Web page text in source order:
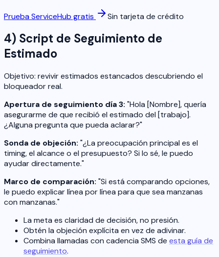
Prueba ServiceHub gratis Sin tarjeta de crédito
4) Script de Seguimiento de
Estimado
Objetivo: revivir estimados estancados descubriendo el
bloqueador real.
Apertura de seguimiento día 3: "Hola [Nombre], quería
asegurarme de que recibió el estimado del [trabajo].
¿Alguna pregunta que pueda aclarar?"
Sonda de objeción: "¿La preocupación principal es el
timing, el alcance o el presupuesto? Si lo sé, le puedo
ayudar directamente."
Marco de comparación: "Si está comparando opciones,
le puedo explicar línea por línea para que sea manzanas
con manzanas."
La meta es claridad de decisión, no presión.
Obtén la objeción explícita en vez de adivinar.
Combina llamadas con cadencia SMS de esta guía de
seguimiento.